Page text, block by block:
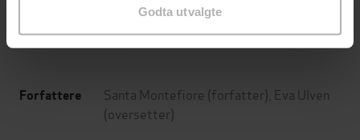
Godta utvalgte
Forfattere Santa Montefiore (forfatter), Eva Ulven
(oversetter)